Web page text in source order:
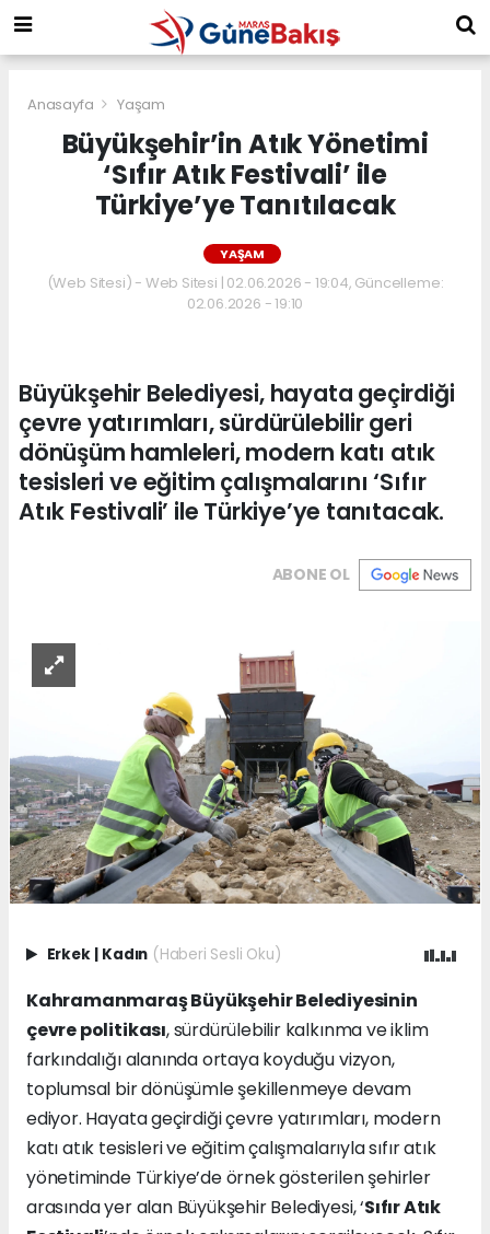
Anasayfa Yaşam
Büyükşehir’in Atık Yönetimi
‘Sıfır Atık Festivali’ ile
Türkiye’ye Tanıtılacak
YAŞAM
(Web Sitesi) - Web Sitesi | 02.06.2026 - 19:04, Güncelleme:
02.06.2026 - 19:10
Büyükşehir Belediyesi, hayata geçirdiği
çevre yatırımları, sürdürülebilir geri
dönüşüm hamleleri, modern katı atık
tesisleri ve eğitim çalışmalarını ‘Sıfır
Atık Festivali’ ile Türkiye’ye tanıtacak.
ABONE OL
Erkek | Kadın (Haberi Sesli Oku)
Kahramanmaraş Büyükşehir Belediyesinin
çevre politikası, sürdürülebilir kalkınma ve iklim
farkındalığı alanında ortaya koyduğu vizyon,
toplumsal bir dönüşümle şekillenmeye devam
ediyor. Hayata geçirdiği çevre yatırımları, modern
katı atık tesisleri ve eğitim çalışmalarıyla sıfır atık
yönetiminde Türkiye’de örnek gösterilen şehirler
arasında yer alan Büyükşehir Belediyesi, ‘Sıfır Atık